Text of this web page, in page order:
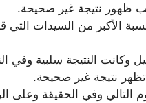
ظهور نتيجة غير صحيحة.
الأكبر من السيدات التي
النتيجة سلبية وفي
نتيجة غير صحيحة.
التالي وفي الحقيقة وعلى